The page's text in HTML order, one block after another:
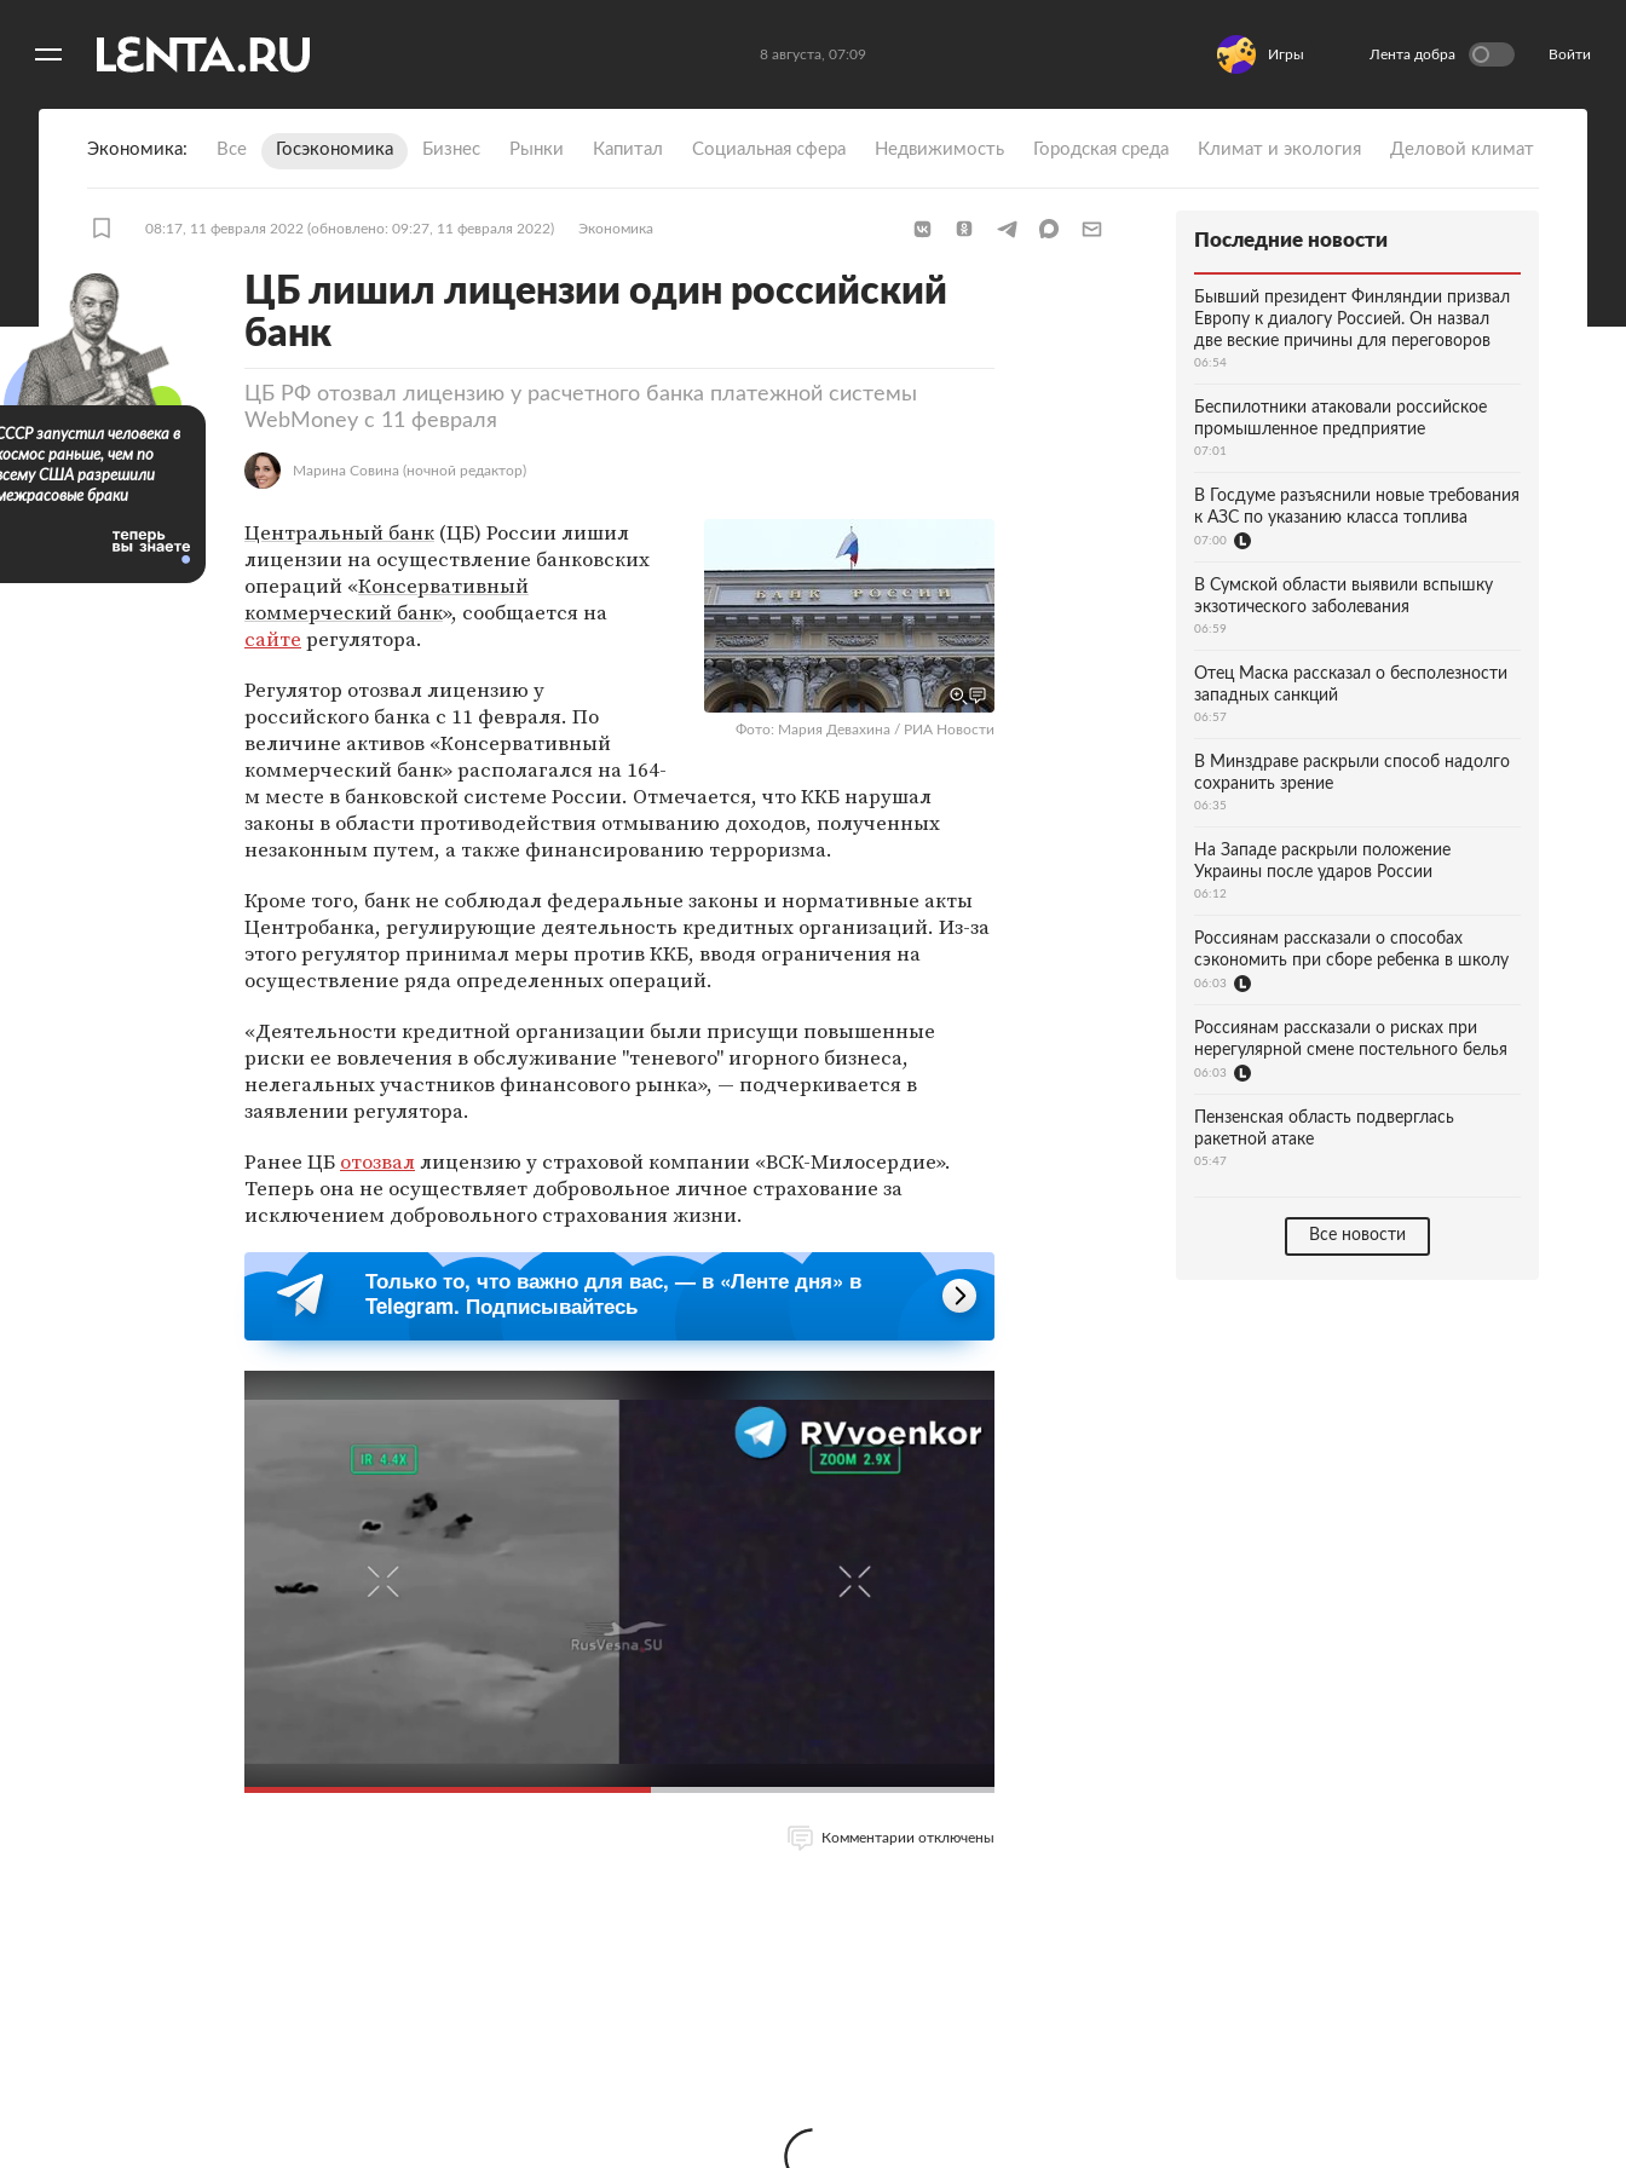
8 августа, 07:09 Игры Лента добра Войти
Экономика Все Госэкономика Бизнес Рынки Капитал Социальная сфера Недвижимость Городская среда Климат и экология Деловой климат
08:17, 11 февраля 2022 (обновлено: 09:27, 11 февраля 2022) Экономика
ЦБ лишил лицензии один российский
банк
ЦБ РФ отозвал лицензию у расчетного банка платежной системы
WebMoney с 11 февраля
Марина Совина (ночной редактор)
Фото: Мария Девахина / РИА Новости
Центральный банк (ЦБ) России лишил
лицензии на осуществление банковских
операций «Консервативный
коммерческий банк», сообщается на
сайте регулятора.
Регулятор отозвал лицензию у
российского банка с 11 февраля. По
величине активов «Консервативный
коммерческий банк» располагался на 164-
м месте в банковской системе России. Отмечается, что ККБ нарушал
законы в области противодействия отмыванию доходов, полученных
незаконным путем, а также финансированию терроризма.
Кроме того, банк не соблюдал федеральные законы и нормативные акты
Центробанка, регулирующие деятельность кредитных организаций. Из-за
этого регулятор принимал меры против ККБ, вводя ограничения на
осуществление ряда определенных операций.
«Деятельности кредитной организации были присущи повышенные
риски ее вовлечения в обслуживание "теневого" игорного бизнеса,
нелегальных участников финансового рынка», — подчеркивается в
заявлении регулятора.
Ранее ЦБ отозваллицензию у страховой компании «ВСК-Милосердие».
Теперь она не осуществляет добровольное личное страхование за
исключением добровольного страхования жизни.
Только то, что важно для вас, — в «Ленте дня» в
Telegram. Подписывайтесь
Комментарии отключены
запустил человека в
раньше, чем по
США разрешили
браки
Последние новости
Бывший президент Финляндии призвал
Европу к диалогу Россией. Он назвал
две веские причины для переговоров
06:54
Беспилотники атаковали российское
промышленное предприятие
07:01
В Госдуме разъяснили новые требования
к АЗС по указанию класса топлива
07:00
В Сумской области выявили вспышку
экзотического заболевания
06:59
Отец Маска рассказал о бесполезности
западных санкций
06:57
В Минздраве раскрыли способ надолго
сохранить зрение
06:35
На Западе раскрыли положение
Украины после ударов России
06:12
Россиянам рассказали о способах
сэкономить при сборе ребенка в школу
06:03
Россиянам рассказали о рисках при
нерегулярной смене постельного белья
06:03
Пензенская область подверглась
ракетной атаке
05:47
Все новости